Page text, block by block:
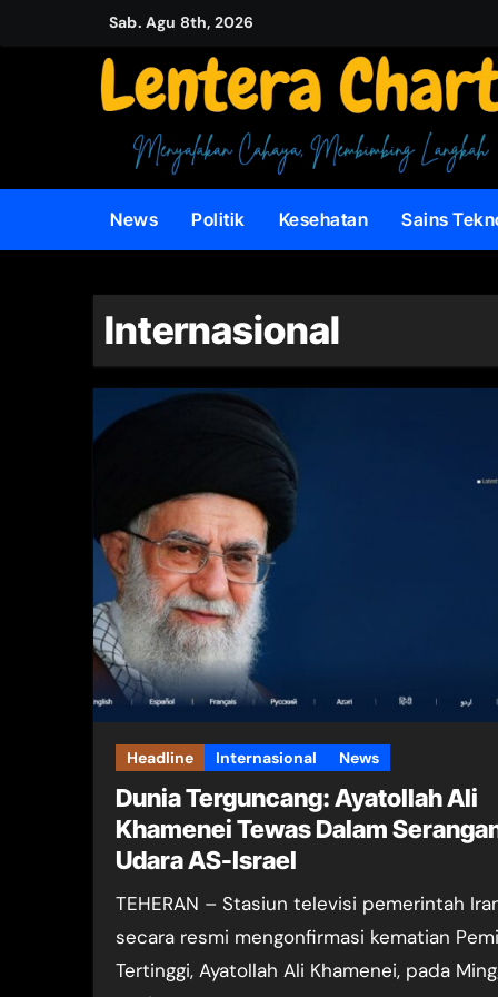
Sab. Agu 8th, 2026
News Politik Kesehatan Sains
Internasional
Headline Internasional News
Dunia Terguncang: Ayatollah Ali
Khamenei Tewas Dalam
Udara AS-Israel
TEHERAN – Stasiun televisi pemerintah Iran
secara resmi mengonfirmasi kematian
Tertinggi, Ayatollah Ali Khamenei, pada